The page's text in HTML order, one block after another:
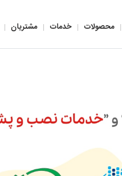
محصولات خدمات مشتریان